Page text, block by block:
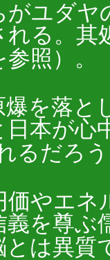
ユダ
る。
照）。
爆を落
本が
るだろ
やエ
を尊
とは異質